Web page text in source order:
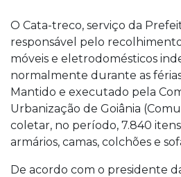
O Cata-treco, serviço da
responsável pelo
móveis e eletrodomésticos
normalmente durante as
Mantido e executado pela
Urbanização de Goiânia
coletar, no período, 7.840
armários, camas, colchões e
De acordo com o presidente